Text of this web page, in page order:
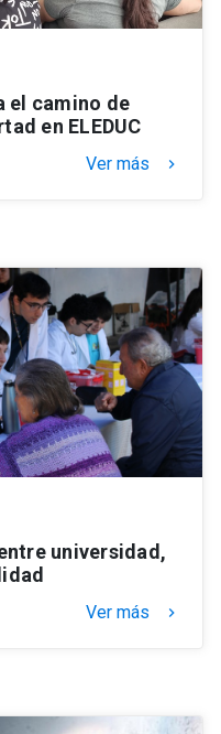
el camino de
en ELEDUC
Ver más keyboard_arrow_right
universidad,
Ver más keyboard_arrow_right